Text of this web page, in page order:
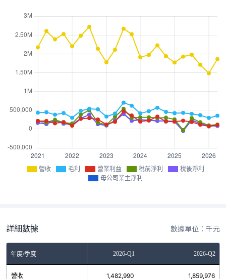
營收 毛利 營業利益 稅前淨利
稅後淨利
母公司業主淨利
詳細數據 數據單位：千元
年度/季度2025-Q4 2026-Q1 2026-Q2
營收 1,482,990 1,859,976